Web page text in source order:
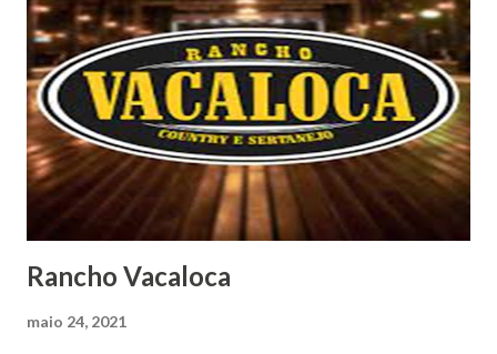
Rancho Vacaloca
maio 24, 2021